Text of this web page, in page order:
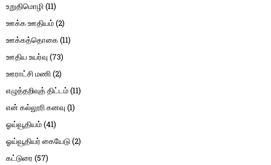
உறுதிமொழி(11)
ஊக்க ஊதியம்(2)
ஊக்கத்தொகை(11)
ஊதிய உயர்வு (73)
ஊராட்சி மணி(2)
எழுத்தறிவுத் திட்டம்(11)
என் கல்லூரி கனவு (1)
ஓய்வூதியம்(41)
ஓய்வூதியர் கையேடு(2)
கட்டுரை (57)